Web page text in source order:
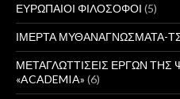
ΕΥΡΩΠΑΙΟΙ ΦΙΛΟΣΟΦΟΙ (5)
ΙΜΕΡΤΑ ΜΥΘΑΝΑΓΝΩΣΜΑΤΑ-
ΜΕΤΑΓΛΩΤΤΙΣΕΙΣ ΕΡΓΩΝ
«ACADEMIA» (6)